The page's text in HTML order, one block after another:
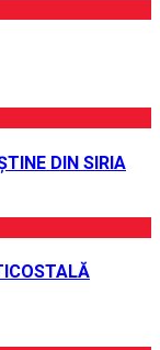
DIN SIRIA